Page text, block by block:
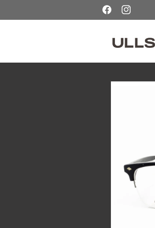
al contenido
FacebookInstagram